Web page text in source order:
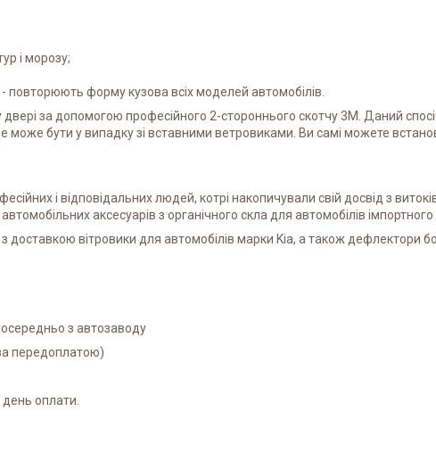
і морозу;
форму кузова всіх моделей автомобілів.
двері за допомогою професійного 2-стороннього скотчу 3M. Даний
може бути у випадку зі вставними ветровиками. Ви самі можете
і відповідальних людей, котрі накопичували свій досвід з
аксесуарів з органічного скла для автомобілів
вітровики для автомобілів марки Kia, а також дефлектори
з автозаводу
передоплатою)
оплати.